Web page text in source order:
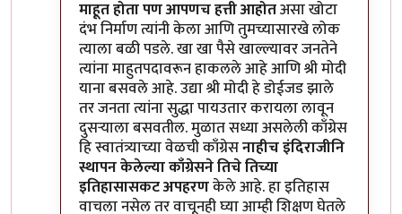
माहूत होता पण आपणच हत्ती आहोतअसा खोटा
दंभ निर्माण त्यांनी केला आणि तुमच्यासारखे लोक
त्याला बळी पडले. खा खा पैसे खाल्ल्यावर जनतेने
त्यांना माहुतपदावरून हाकलले आहे आणि श्री मोदी
याना बसवले आहे. उद्या श्री मोदी हे डोईजड झाले
तर जनता त्यांना सुद्धा पायउतार करायला लावून
दुसऱ्याला बसवतील. मुळात सध्या असलेली काँग्रेस
हि स्वातंत्र्याच्या वेळची काँग्रेसनाहीचइंदिराजीनि
स्थापन केलेल्या काँग्रेसने तिचे तिच्या
इतिहासासकट अपहरणकेले आहे. हा इतिहास
वाचला नसेल तर वाचूनही घ्या आम्ही शिक्षण घेतले